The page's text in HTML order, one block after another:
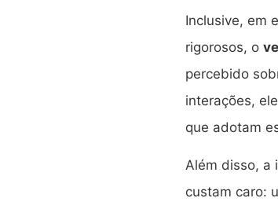
Inclusive, em
rigorosos, o
percebido
interações,
que adotam
Além disso, a
custam caro: